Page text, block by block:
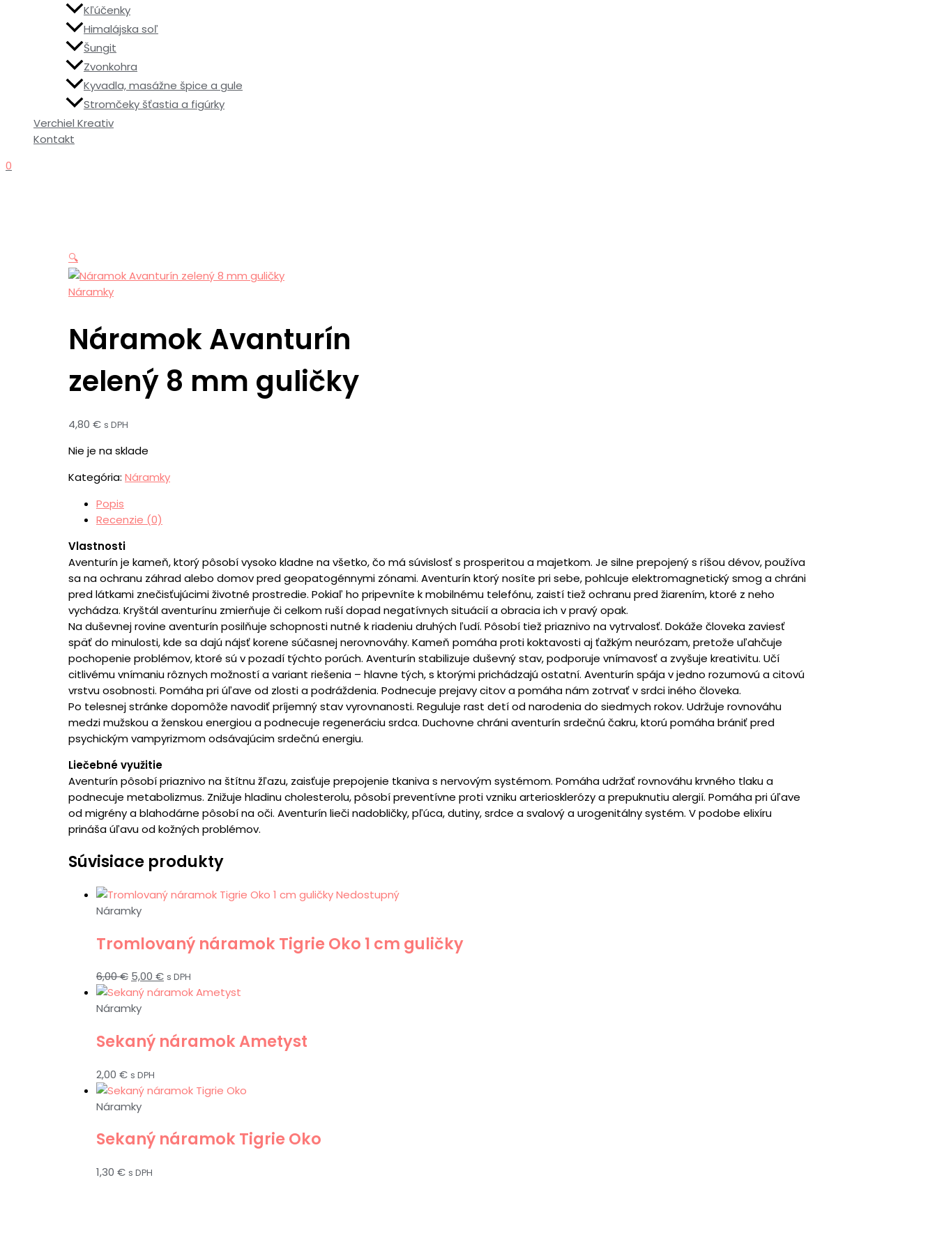
Kľúčenky
Himalájska soľ
Šungit
Zvonkohra
Kyvadla, masážne špice a gule
Stromčeky šťastia a figúrky
Verchiel Kreativ
Kontakt
0
🔍
Náramky
Náramok Avanturín
zelený 8 mm guličky
4,80 € s DPH
Nie je na sklade
Kategória: Náramky
Popis
Recenzie (0)
Vlastnosti
Aventurín je kameň, ktorý pôsobí vysoko kladne na všetko, čo má súvislosť s prosperitou a majetkom. Je silne prepojený s ríšou dévov, používa
sa na ochranu záhrad alebo domov pred geopatogénnymi zónami. Aventurín ktorý nosíte pri sebe, pohlcuje elektromagnetický smog a chráni
pred látkami znečisťujúcimi životné prostredie. Pokiaľ ho pripevníte k mobilnému telefónu, zaistí tiež ochranu pred žiarením, ktoré z neho
vychádza. Kryštál aventurínu zmierňuje či celkom ruší dopad negatívnych situácií a obracia ich v pravý opak.
Na duševnej rovine aventurín posilňuje schopnosti nutné k riadeniu druhých ľudí. Pôsobí tiež priaznivo na vytrvalosť. Dokáže človeka zaviesť
späť do minulosti, kde sa dajú nájsť korene súčasnej nerovnováhy. Kameň pomáha proti koktavosti aj ťažkým neurózam, pretože uľahčuje
pochopenie problémov, ktoré sú v pozadí týchto porúch. Aventurín stabilizuje duševný stav, podporuje vnímavosť a zvyšuje kreativitu. Učí
citlivému vnímaniu rôznych možností a variant riešenia – hlavne tých, s ktorými prichádzajú ostatní. Aventurín spája v jedno rozumovú a citovú
vrstvu osobnosti. Pomáha pri úľave od zlosti a podráždenia. Podnecuje prejavy citov a pomáha nám zotrvať v srdci iného človeka.
Po telesnej stránke dopomôže navodiť príjemný stav vyrovnanosti. Reguluje rast detí od narodenia do siedmych rokov. Udržuje rovnováhu
medzi mužskou a ženskou energiou a podnecuje regeneráciu srdca. Duchovne chráni aventurín srdečnú čakru, ktorú pomáha brániť pred
psychickým vampyrizmom odsávajúcim srdečnú energiu.
Liečebné využitie
Aventurín pôsobí priaznivo na štítnu žľazu, zaisťuje prepojenie tkaniva s nervovým systémom. Pomáha udržať rovnováhu krvného tlaku a
podnecuje metabolizmus. Znižuje hladinu cholesterolu, pôsobí preventívne proti vzniku arteriosklerózy a prepuknutiu alergií. Pomáha pri úľave
od migrény a blahodárne pôsobí na oči. Aventurín lieči nadobličky, pľúca, dutiny, srdce a svalový a urogenitálny systém. V podobe elixíru
prináša úľavu od kožných problémov.
Súvisiace produkty
Nedostupný
Náramky
Tromlovaný náramok Tigrie Oko 1 cm guličky
6,00€ 5,00 € s DPH
Náramky
Sekaný náramok Ametyst
2,00 € s DPH
Náramky
Sekaný náramok Tigrie Oko
1,30 € s DPH